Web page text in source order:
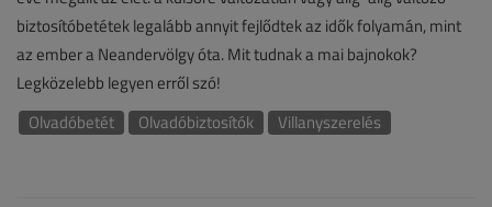
biztosítóbetétek legalább annyit fejlődtek az idők folyamán, mint
az ember a Neandervölgy óta. Mit tudnak a mai bajnokok?
Legközelebb legyen erről szó!
Olvadóbetét
Olvadóbiztosítók Villanyszerelés